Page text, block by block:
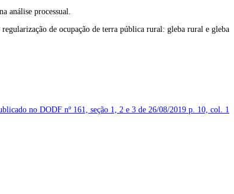
análise processual.
de ocupação de terra pública rural: gleba rural e gleba
no DODF nº 161, seção 1, 2 e 3 de 26/08/2019 p. 10, col. 1